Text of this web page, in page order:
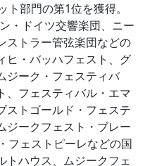
部門の第1位を獲得。
・ドイツ交響楽団、ニー
ストラー管弦楽団などの
ヒ・バッハフェスト、グ
ジーク・フェスティバ
、フェスティバル・エマ
ストゴールド・フェステ
ジークフェスト・ブレー
フェストピーレなどの国
トハウス、ムジークフェ